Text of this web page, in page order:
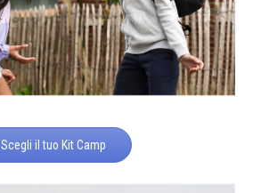
Scegli il tuo Kit Camp